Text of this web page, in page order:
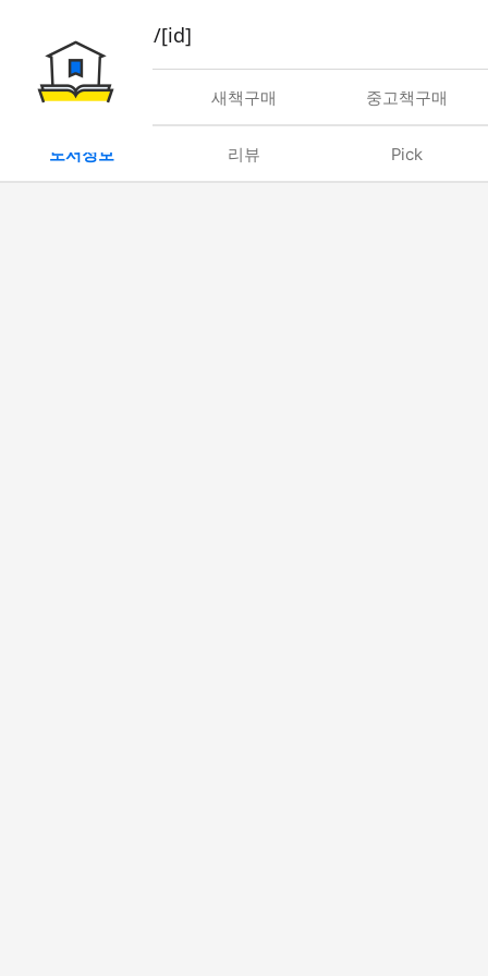
book/rent/[id]
대여 새책구매 중고책구매
도서정보 리뷰 Pick